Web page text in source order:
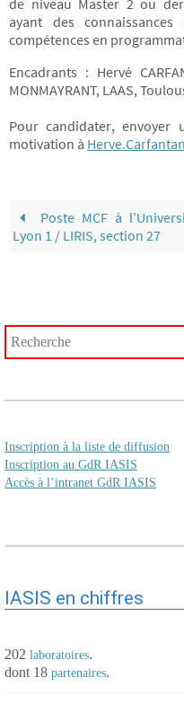
ayant des
compétences en
Encadrants : Hervé
MONMAYRANT, LAAS,
Pour candidater, envoyer
motivation à
Poste MCF à
Lyon 1 / LIRIS, section 27
Inscription à la liste de diffusion
Inscription au GdR IASIS
Accès à l’intranet GdR IASIS
IASIS en chiffres
202 laboratoires.
dont 18 partenaires.